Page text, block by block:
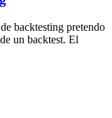
backtesting pretendo
un backtest. El